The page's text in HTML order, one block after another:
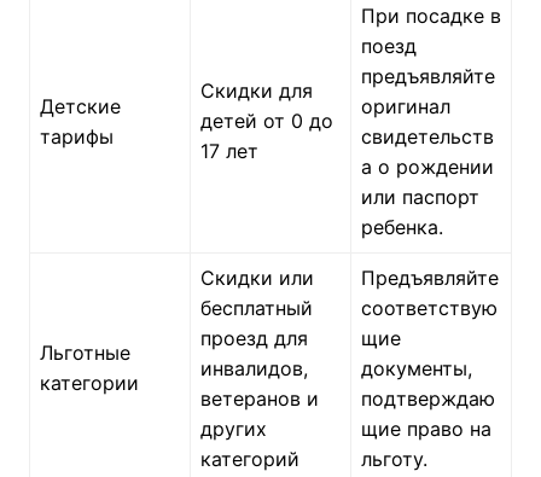
Детские
тарифы
Скидки для
детей от 0 до
17 лет
При посадке в
поезд
предъявляйте
оригинал
свидетельств
а о рождении
или паспорт
ребенка.
Льготные
категории
Скидки или
бесплатный
проезд для
инвалидов,
ветеранов и
других
категорий
Предъявляйте
соответствую
щие
документы,
подтверждаю
щие право на
льготу.